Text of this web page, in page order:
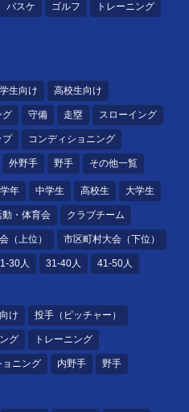
バスケ ゴルフ トレーニング
生向け 高校生向け
グ 守備 走塁 スローイング
プ コンディショニング
外野手 野手 その他一覧
年 中学生 高校生 大学生
動・体育会 クラブチーム
（上位） 市区町村大会（下位）
30人 31-40人 41-50人
け 投手（ピッチャー）
グ トレーニング
ョニング 内野手 野手